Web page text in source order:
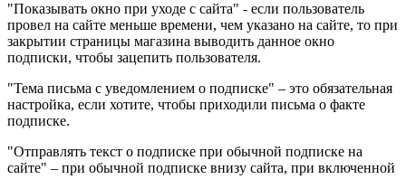
"Показывать окно при уходе с сайта" - если пользователь
провел на сайте меньше времени, чем указано на сайте, то при
закрытии страницы магазина выводить данное окно
подписки, чтобы зацепить пользователя.
"Тема письма с уведомлением о подписке" – это обязательная
настройка, если хотите, чтобы приходили письма о факте
подписке.
"Отправлять текст о подписке при обычной подписке на
сайте" – при обычной подписке внизу сайта, при включенной